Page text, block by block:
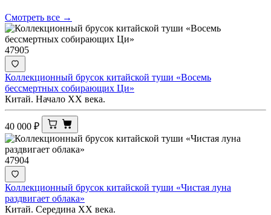
Смотреть все →
47905
Коллекционный брусок китайской туши «Восемь
бессмертных собирающих Ци»
Китай. Начало XX века.
40 000 ₽
47904
Коллекционный брусок китайской туши «Чистая луна
раздвигает облака»
Китай. Середина ХХ века.